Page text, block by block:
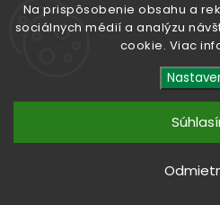
Na prispôsobenie obsahu a
sociálnych médií a analýzu
cookie. Viac